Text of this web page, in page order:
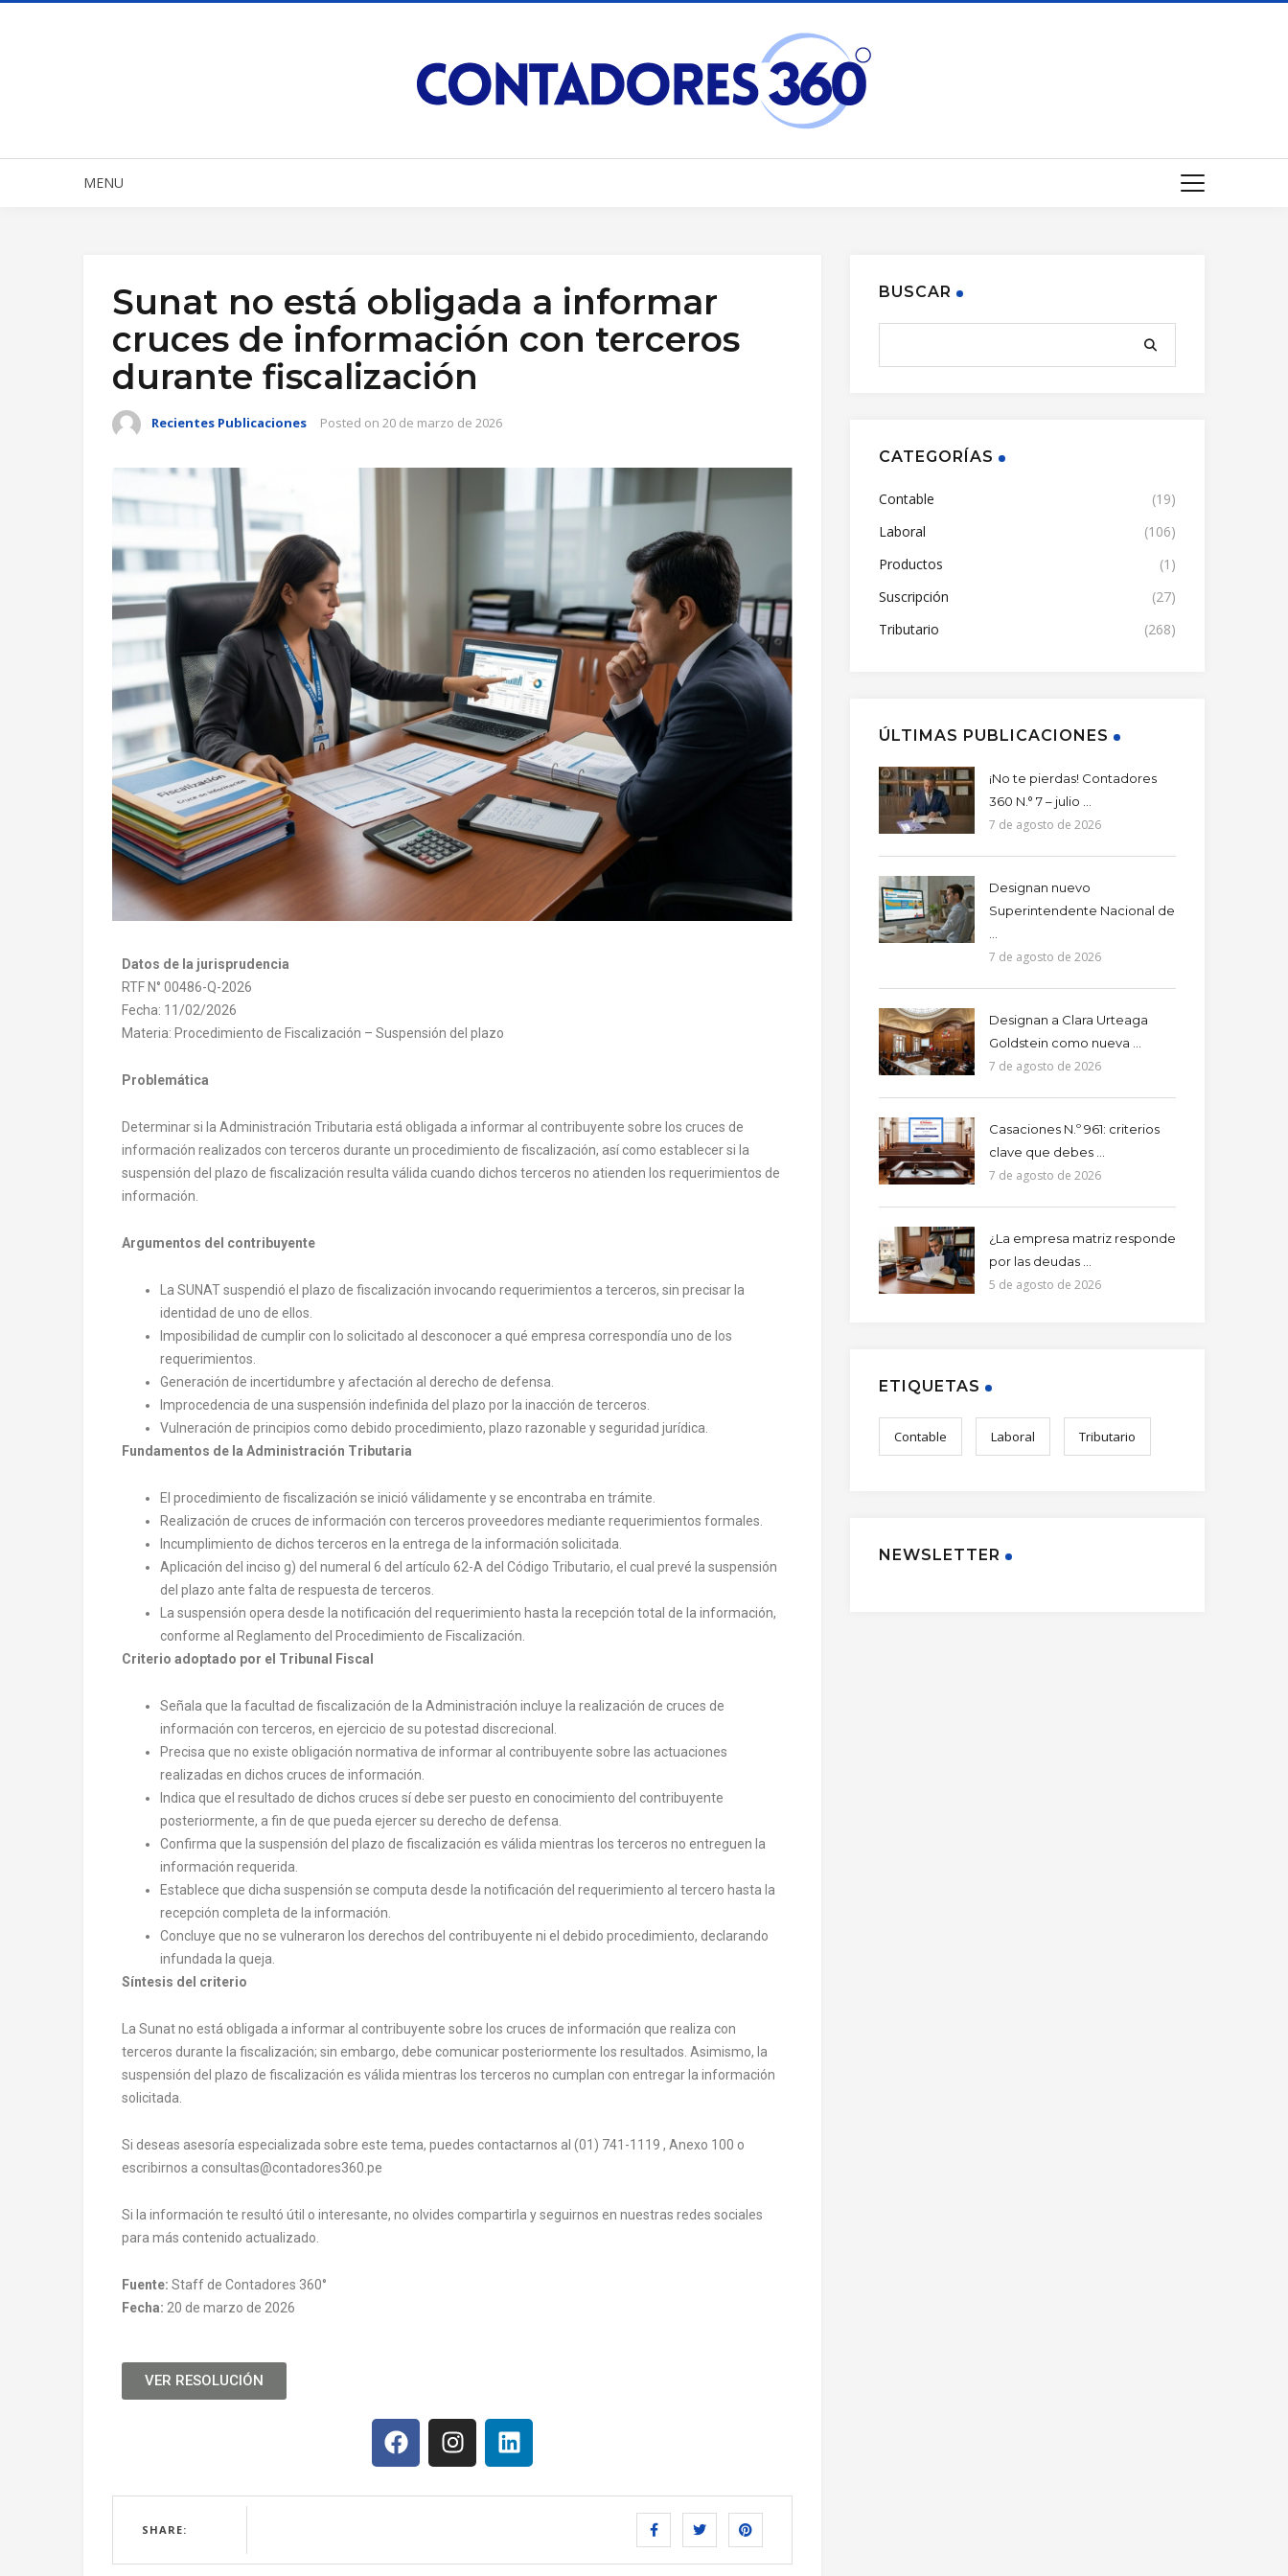
MENU
Sunat no está obligada a informar
cruces de información con terceros
durante fiscalización
Recientes Publicaciones Posted on 20 de marzo de 2026
Datos de la jurisprudencia
RTF N° 00486-Q-2026
Fecha: 11/02/2026
Materia: Procedimiento de Fiscalización – Suspensión del plazo
Problemática
Determinar si la Administración Tributaria está obligada a informar al contribuyente sobre los cruces de
información realizados con terceros durante un procedimiento de fiscalización, así como establecer si la
suspensión del plazo de fiscalización resulta válida cuando dichos terceros no atienden los requerimientos de
información.
Argumentos del contribuyente
La SUNAT suspendió el plazo de fiscalización invocando requerimientos a terceros, sin precisar la
identidad de uno de ellos.
Imposibilidad de cumplir con lo solicitado al desconocer a qué empresa correspondía uno de los
requerimientos.
Generación de incertidumbre y afectación al derecho de defensa.
Improcedencia de una suspensión indefinida del plazo por la inacción de terceros.
Vulneración de principios como debido procedimiento, plazo razonable y seguridad jurídica.
Fundamentos de la Administración Tributaria
El procedimiento de fiscalización se inició válidamente y se encontraba en trámite.
Realización de cruces de información con terceros proveedores mediante requerimientos formales.
Incumplimiento de dichos terceros en la entrega de la información solicitada.
Aplicación del inciso g) del numeral 6 del artículo 62-A del Código Tributario, el cual prevé la suspensión
del plazo ante falta de respuesta de terceros.
La suspensión opera desde la notificación del requerimiento hasta la recepción total de la información,
conforme al Reglamento del Procedimiento de Fiscalización.
Criterio adoptado por el Tribunal Fiscal
Señala que la facultad de fiscalización de la Administración incluye la realización de cruces de
información con terceros, en ejercicio de su potestad discrecional.
Precisa que no existe obligación normativa de informar al contribuyente sobre las actuaciones
realizadas en dichos cruces de información.
Indica que el resultado de dichos cruces sí debe ser puesto en conocimiento del contribuyente
posteriormente, a fin de que pueda ejercer su derecho de defensa.
Confirma que la suspensión del plazo de fiscalización es válida mientras los terceros no entreguen la
información requerida.
Establece que dicha suspensión se computa desde la notificación del requerimiento al tercero hasta la
recepción completa de la información.
Concluye que no se vulneraron los derechos del contribuyente ni el debido procedimiento, declarando
infundada la queja.
Síntesis del criterio
La Sunat no está obligada a informar al contribuyente sobre los cruces de información que realiza con
terceros durante la fiscalización; sin embargo, debe comunicar posteriormente los resultados. Asimismo, la
suspensión del plazo de fiscalización es válida mientras los terceros no cumplan con entregar la información
solicitada.
Si deseas asesoría especializada sobre este tema, puedes contactarnos al (01) 741-1119 , Anexo 100 o
escribirnos a consultas@contadores360.pe
Si la información te resultó útil o interesante, no olvides compartirla y seguirnos en nuestras redes sociales
para más contenido actualizado.
Fuente: Staff de Contadores 360°
Fecha: 20 de marzo de 2026
VER RESOLUCIÓN
SHARE:
BUSCAR
CATEGORÍAS
Contable
(19)
Laboral
(106)
Productos
(1)
Suscripción
(27)
Tributario
(268)
ÚLTIMAS PUBLICACIONES
¡No te pierdas! Contadores
360 N.° 7 – julio ...
7 de agosto de 2026
Designan nuevo
Superintendente Nacional de
7 de agosto de 2026
Designan a Clara Urteaga
Goldstein como nueva ...
7 de agosto de 2026
Casaciones N.º 961: criterios
clave que debes ...
7 de agosto de 2026
¿La empresa matriz responde
por las deudas ...
5 de agosto de 2026
ETIQUETAS
Contable Laboral Tributario
NEWSLETTER